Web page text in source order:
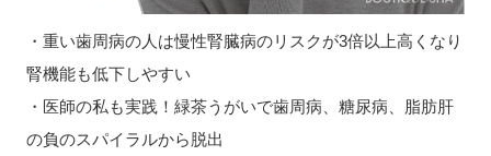
・重い歯周病の人は慢性腎臓病のリスクが3倍以上高くなり
腎機能も低下しやすい
・医師の私も実践！緑茶うがいで歯周病、糖尿病、脂肪肝
の負のスパイラルから脱出